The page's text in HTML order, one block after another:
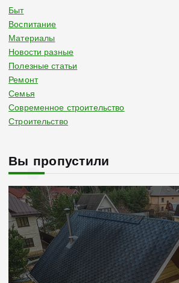
Быт
Воспитание
Материалы
Новости разные
Полезные статьи
Ремонт
Семья
Современное строительство
Строительство
Вы пропустили